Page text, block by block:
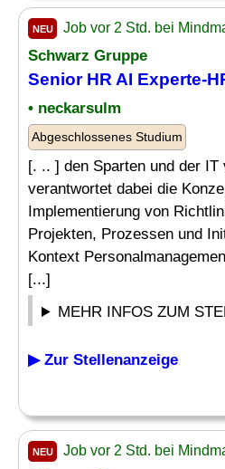
NEU Job vor 2 Std. bei
Schwarz Gruppe
Senior HR AI Experte-
• neckarsulm
Abgeschlossenes Studium
[. .. ] den Sparten und der IT
verantwortet dabei die
Implementierung von
Projekten, Prozessen und
Kontext
[...]
MEHR INFOS ZUM
▶ Zur Stellenanzeige
NEU Job vor 2 Std. bei